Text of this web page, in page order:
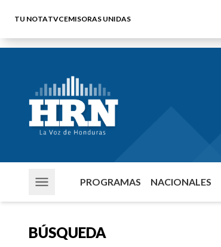
TU NOTATVCEMISORAS UNIDAS
PROGRAMAS NACIONALES
BÚSQUEDA